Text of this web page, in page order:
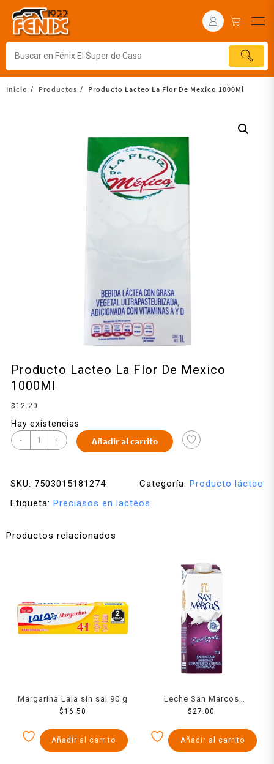
Inicio Productos Producto Lacteo La Flor De Mexico 1000Ml
Producto Lacteo La Flor De Mexico
1000Ml
$ 12.20
Hay existencias
- + Añadir al carrito
SKU: 7503015181274 Categoría: Producto lácteo
Etiqueta: Preciasos en lactéos
Productos relacionados
Margarina Lala sin sal 90 g
$16.50
Añadir al carrito
Leche San Marcos
deslactosada 1 l
$ 27.00
Añadir al carrito